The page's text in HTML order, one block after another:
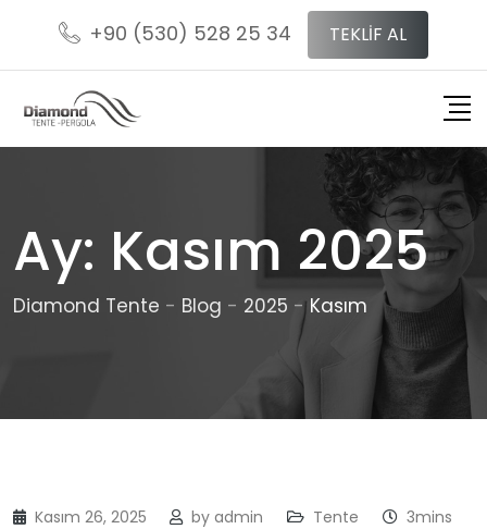
content
+90 (530) 528 25 34 TEKLİF AL
Ay: Kasım 2025
Diamond Tente - Blog - 2025 -Kasım
Kasım 26, 2025 by admin Tente
3mins